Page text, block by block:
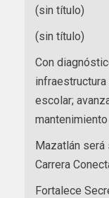
(sin título)
(sin título)
Con
escolar;
Mazatlán
Carrera
Fortalece